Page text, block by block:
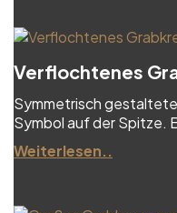
Verflochtenes
Symmetrisch
Symbol auf der Spitze.
Weiterlesen..